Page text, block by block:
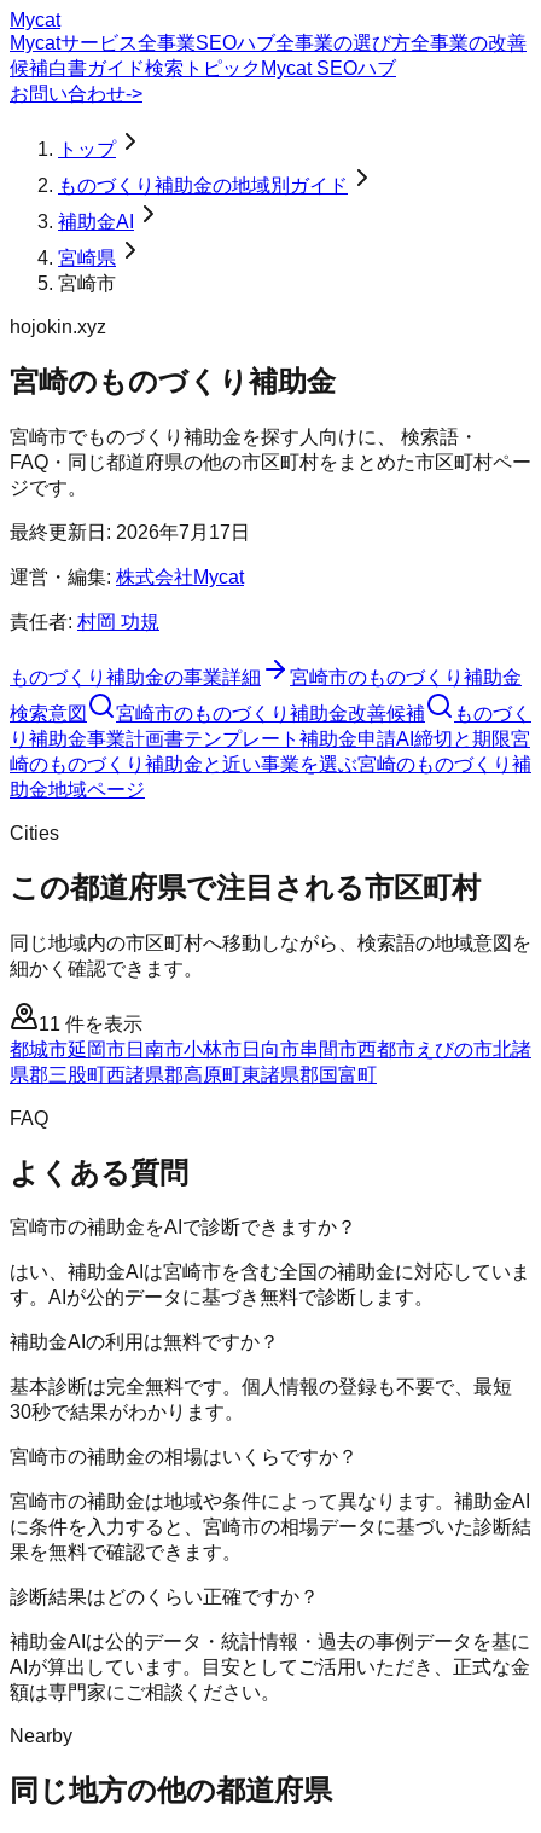
Mycat
Mycatサービス全事業SEOハブ全事業の選び方全事業の改善
候補白書ガイド検索トピック Mycat SEOハブ
お問い合わせ->
トップ
ものづくり補助金の地域別ガイド
補助金AI
宮崎県
宮崎市
hojokin.xyz
宮崎のものづくり補助金
宮崎市でものづくり補助金を探す人向けに、 検索語・
FAQ・同じ都道府県の他の市区町村をまとめた市区町村ペー
ジです。
最終更新日: 2026年7月17日
運営・編集: 株式会社Mycat
責任者: 村岡 功規
ものづくり補助金の事業詳細 宮崎市のものづくり補助金
検索意図
宮崎市のものづくり補助金改善候補
ものづく
り補助金事業計画書テンプレート 補助金申請AI 締切と期限宮
崎のものづくり補助金と近い事業を選ぶ宮崎のものづくり補
助金地域ページ
Cities
この都道府県で注目される市区町村
同じ地域内の市区町村へ移動しながら、検索語の地域意図を
細かく確認できます。
11 件を表示
都城市延岡市日南市小林市日向市串間市西都市えびの市北諸
県郡三股町西諸県郡高原町東諸県郡国富町
FAQ
よくある質問
宮崎市の補助金をAIで診断できますか？
はい、補助金AIは宮崎市を含む全国の補助金に対応していま
す。AIが公的データに基づき無料で診断します。
補助金AIの利用は無料ですか？
基本診断は完全無料です。個人情報の登録も不要で、最短
30秒で結果がわかります。
宮崎市の補助金の相場はいくらですか？
宮崎市の補助金は地域や条件によって異なります。補助金AI
に条件を入力すると、宮崎市の相場データに基づいた診断結
果を無料で確認できます。
診断結果はどのくらい正確ですか？
補助金AIは公的データ・統計情報・過去の事例データを基に
AIが算出しています。目安としてご活用いただき、正式な金
額は専門家にご相談ください。
Nearby
同じ地方の他の都道府県